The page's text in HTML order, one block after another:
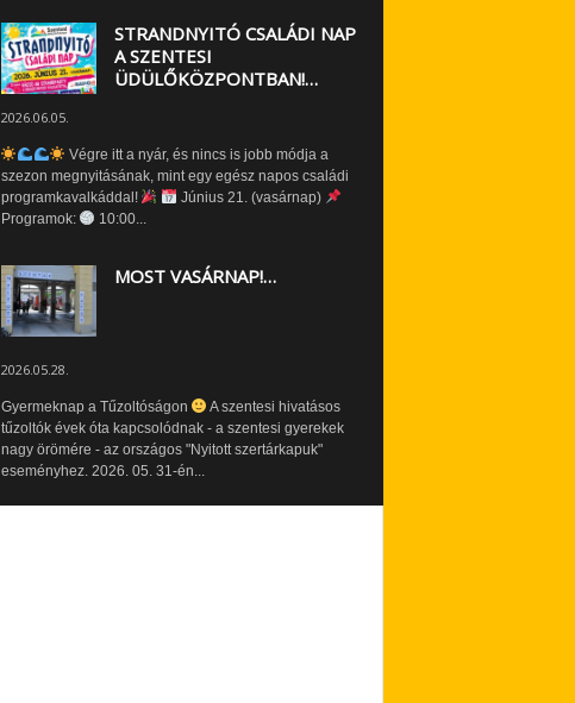
STRANDNYITÓ CSALÁDI NAP
A SZENTESI
ÜDÜLŐKÖZPONTBAN!…
2026.06.05.
Végre itt a nyár, és nincs is jobb módja a
szezon megnyitásának, mint egy egész napos családi
programkavalkáddal!
Június 21. (vasárnap)
Programok:
10:00...
MOST VASÁRNAP!…
2026.05.28.
Gyermeknap a Tűzoltóságon
A szentesi hivatásos
tűzoltók évek óta kapcsolódnak - a szentesi gyerekek
nagy örömére - az országos "Nyitott szertárkapuk"
eseményhez. 2026. 05. 31-én...